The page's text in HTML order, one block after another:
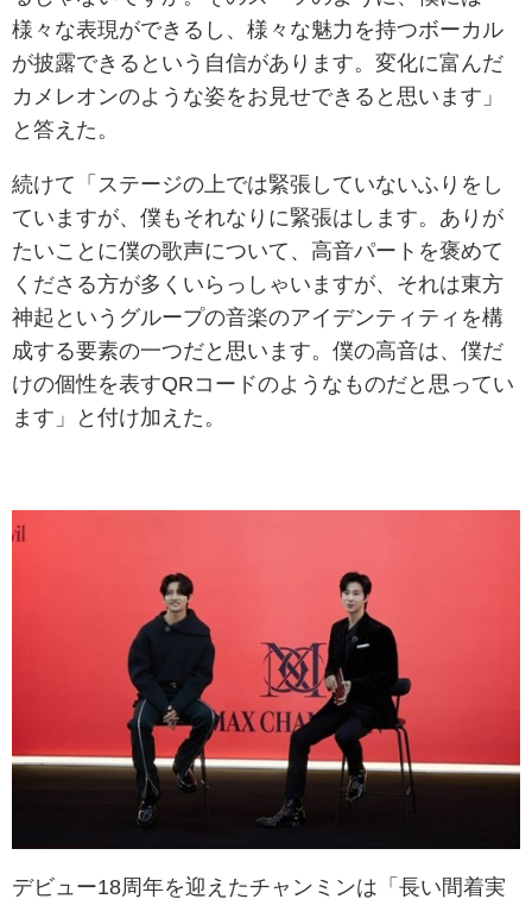
様々な表現ができるし、様々な魅力を持つボーカル
が披露できるという自信があります。変化に富んだ
カメレオンのような姿をお見せできると思います」
と答えた。
続けて「ステージの上では緊張していないふりをし
ていますが、僕もそれなりに緊張はします。ありが
たいことに僕の歌声について、高音パートを褒めて
くださる方が多くいらっしゃいますが、それは東方
神起というグループの音楽のアイデンティティを構
成する要素の一つだと思います。僕の高音は、僕だ
けの個性を表すQRコードのようなものだと思ってい
ます」と付け加えた。
デビュー18周年を迎えたチャンミンは「長い間着実